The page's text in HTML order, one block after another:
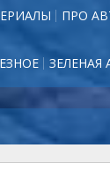
ПРО
ЗЕЛЕНАЯ